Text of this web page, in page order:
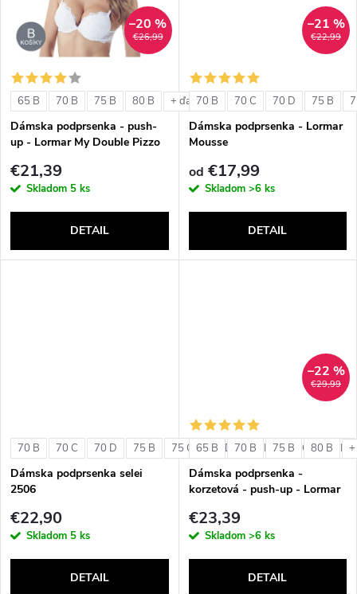
t
o
v
t
o
v
€26,99
–20 %
65 B 70 B 75 B 80 B + ďalšie
Dámska podprsenka - push-
up - Lormar My Double Pizzo
€21,39
Skladom 5 ks
DETAIL
€22,99
–21 %
70 B 70 C 70 D 75 B
Dámska podprsenka - Lormar
Mousse
od €17,99
Skladom >6 ks
DETAIL
70 B 70 C 70 D 75 B 75 C 75 D 80 B 80 C 80 D
Dámska podprsenka selei
2506
€22,90
Skladom 5 ks
DETAIL
€29,99
–22 %
65 B 70 B 75 B 80 B
Dámska podprsenka -
korzetová - push-up - Lormar
€23,39
Skladom >6 ks
DETAIL